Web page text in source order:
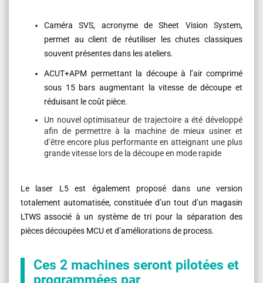
Caméra SVS, acronyme de Sheet Vision System,
permet au client de réutiliser les chutes classiques
souvent présentes dans les ateliers.
ACUT+APM permettant la découpe à l’air comprimé
sous 15 bars augmentant la vitesse de découpe et
réduisant le coût pièce.
Un nouvel optimisateur de trajectoire a été développé
afin de permettre à la machine de mieux usiner et
d’être encore plus performante en atteignant une plus
grande vitesse lors de la découpe en mode rapide
Le laser L5 est également proposé dans une version
totalement automatisée, constituée d’un tout d’un magasin
LTWS associé à un système de tri pour la séparation des
pièces découpées MCU et d’améliorations de process.
Ces 2 machines seront pilotées et
programmées par